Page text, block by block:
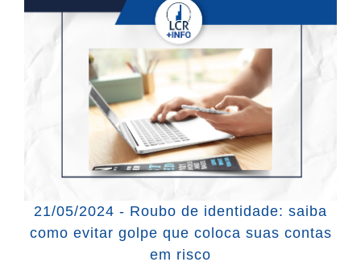
21/05/2024 - Roubo de identidade: saiba
como evitar golpe que coloca suas contas
em risco